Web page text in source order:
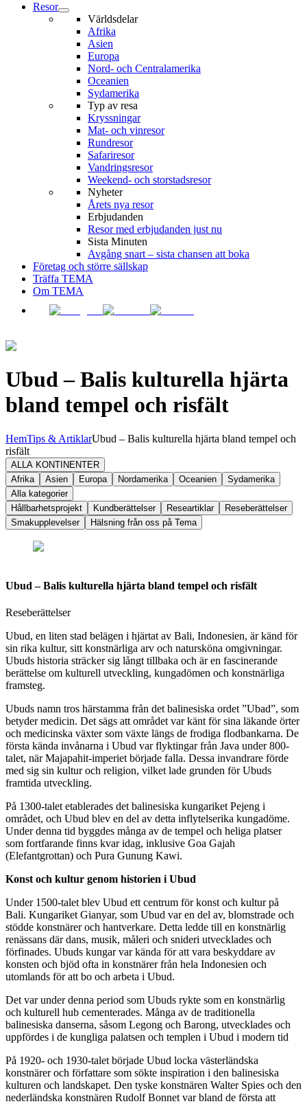
Resor
Världsdelar
Afrika
Asien
Europa
Nord- och Centralamerika
Oceanien
Sydamerika
Typ av resa
Kryssningar
Mat- och vinresor
Rundresor
Safariresor
Vandringsresor
Weekend- och storstadsresor
Nyheter
Årets nya resor
Erbjudanden
Resor med erbjudanden just nu
Sista Minuten
Avgång snart – sista chansen att boka
Företag och större sällskap
Träffa TEMA
Om TEMA
Ubud – Balis kulturella hjärta
bland tempel och risfält
HemTips & ArtiklarUbud – Balis kulturella hjärta bland tempel och
risfält
ALLA KONTINENTER
Afrika
Asien Europa Nordamerika Oceanien
Sydamerika
Alla kategorier
Hållbarhetsprojekt
Kundberättelser Researtiklar
Reseberättelser
Smakupplevelser
Hälsning från oss på Tema
Ubud – Balis kulturella hjärta bland tempel och risfält
Reseberättelser
Ubud, en liten stad belägen i hjärtat av Bali, Indonesien, är känd för
sin rika kultur, sitt konstnärliga arv och natursköna omgivningar.
Ubuds historia sträcker sig långt tillbaka och är en fascinerande
berättelse om kulturell utveckling, kungadömen och konstnärliga
framsteg.
Ubuds namn tros härstamma från det balinesiska ordet ”Ubad”, som
betyder medicin. Det sägs att området var känt för sina läkande örter
och medicinska växter som växte längs de frodiga flodbankarna. De
första kända invånarna i Ubud var flyktingar från Java under 800-
talet, när Majapahit-imperiet började falla. Dessa invandrare förde
med sig sin kultur och religion, vilket lade grunden för Ubuds
framtida utveckling.
På 1300-talet etablerades det balinesiska kungariket Pejeng i
området, och Ubud blev en del av detta inflytelserika kungadöme.
Under denna tid byggdes många av de tempel och heliga platser
som fortfarande finns kvar idag, inklusive Goa Gajah
(Elefantgrottan) och Pura Gunung Kawi.
Konst och kultur genom historien i Ubud
Under 1500-talet blev Ubud ett centrum för konst och kultur på
Bali. Kungariket Gianyar, som Ubud var en del av, blomstrade och
stödde konstnärer och hantverkare. Detta ledde till en konstnärlig
renässans där dans, musik, måleri och snideri utvecklades och
förfinades. Ubuds kungar var kända för att vara beskyddare av
konsten och bjöd ofta in konstnärer från hela Indonesien och
utomlands för att bo och arbeta i Ubud.
Det var under denna period som Ubuds rykte som en konstnärlig
och kulturell hub cementerades. Många av de traditionella
balinesiska danserna, såsom Legong och Barong, utvecklades och
uppfördes i de kungliga palatsen och templen i Ubud i modern tid
På 1920- och 1930-talet började Ubud locka västerländska
konstnärer och författare som sökte inspiration i den balinesiska
kulturen och landskapet. Den tyske konstnären Walter Spies och den
nederländska konstnären Rudolf Bonnet var bland de första att